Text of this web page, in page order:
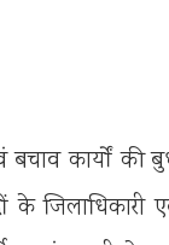
बचाव कार्यों की
के